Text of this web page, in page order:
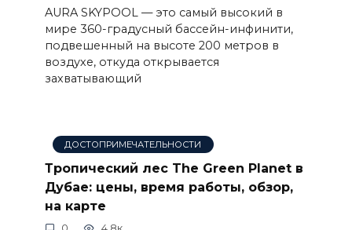
AURA SKYPOOL — это самый высокий в
мире 360-градусный бассейн-инфинити,
подвешенный на высоте 200 метров в
воздухе, откуда открывается
захватывающий
ДОСТОПРИМЕЧАТЕЛЬНОСТИ
Тропический лес The Green Planet в
Дубае: цены, время работы, обзор,
на карте